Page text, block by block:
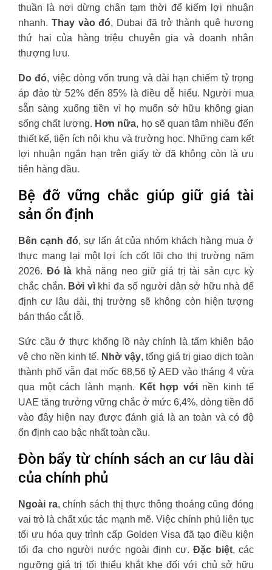
thuần là nơi dừng chân tạm thời để kiếm lợi nhuận
nhanh. Thay vào đó, Dubai đã trở thành quê hương
thứ hai của hàng triệu chuyên gia và doanh nhân
thượng lưu.
Do đó, việc dòng vốn trung và dài hạn chiếm tỷ trọng
áp đảo từ 52% đến 85% là điều dễ hiểu. Người mua
sẵn sàng xuống tiền vì họ muốn sở hữu không gian
sống chất lượng. Hơn nữa, họ sẽ quan tâm nhiều đến
thiết kế, tiện ích nội khu và trường học. Những cam kết
lợi nhuận ngắn hạn trên giấy tờ đã không còn là ưu
tiên hàng đầu.
Bệ đỡ vững chắc giúp giữ giá tài
sản ổn định
Bên cạnh đó, sự lấn át của nhóm khách hàng mua ở
thực mang lại một lợi ích cốt lõi cho thị trường năm
2026. Đó là khả năng neo giữ giá trị tài sản cực kỳ
chắc chắn. Bởi vìkhi đa số người dân sở hữu nhà để
định cư lâu dài, thị trường sẽ không còn hiện tượng
bán tháo cắt lỗ.
Sức cầu ở thực khổng lồ này chính là tấm khiên bảo
vệ cho nền kinh tế. Nhờ vậy, tổng giá trị giao dịch toàn
thành phố vẫn đạt mốc 68,56 tỷ AED vào tháng 4 vừa
qua một cách lành mạnh.
Kết hợp vớinền kinh tế
UAE tăng trưởng vững chắc ở mức 6,4%, dòng tiền đổ
vào đây hiện nay được đánh giá là an toàn và có độ
ổn định cao bậc nhất toàn cầu.
Đòn bẩy từ chính sách an cư lâu dài
của chính phủ
Ngoài ra, chính sách thị thực thông thoáng cũng đóng
vai trò là chất xúc tác mạnh mẽ. Việc chính phủ liên tục
tối ưu hóa quy trình cấp Golden Visa đã tạo điều kiện
tối đa cho người nước ngoài định cư.Đặc biệt, các
ngưỡng giá trị tối thiểu khắt khe đối với chủ sở hữu